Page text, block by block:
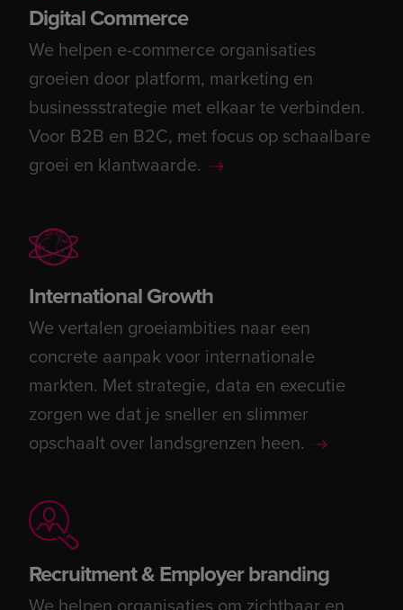
Digital Commerce
We helpen e-commerce organisaties
groeien door platform, marketing en
businessstrategie met elkaar te verbinden.
Voor B2B en B2C, met focus op schaalbare
groei en klantwaarde.
International Growth
We vertalen groeiambities naar een
concrete aanpak voor internationale
markten. Met strategie, data en executie
zorgen we dat je sneller en slimmer
opschaalt over landsgrenzen heen.
Recruitment & Employer branding